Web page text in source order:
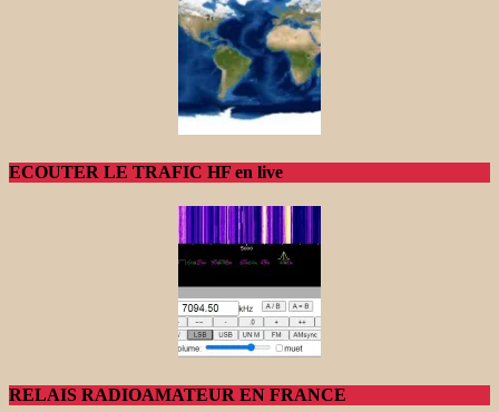
ECOUTER LE TRAFIC HF en live
RELAIS RADIOAMATEUR EN FRANCE